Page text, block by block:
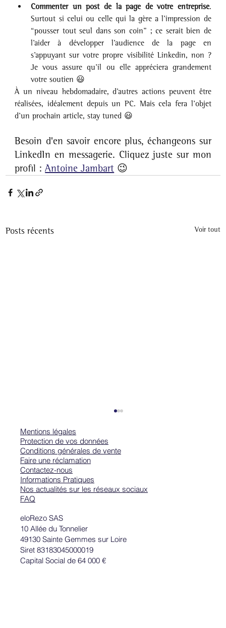
Commenter un post de la page de votre entreprise.
Surtout si celui ou celle qui la gère a l’impression de
“pousser tout seul dans son coin” ; ce serait bien de
l’aider à développer l’audience de la page en
s’appuyant sur votre propre visibilité Linkedin, non ?
Je vous assure qu’il ou elle appréciera grandement
votre soutien 😃
À un niveau hebdomadaire, d’autres actions peuvent être
réalisées, idéalement depuis un PC. Mais cela fera l’objet
d’un prochain article, stay tuned 😃
Besoin d'en savoir encore plus, échangeons sur
LinkedIn en messagerie. Cliquez juste sur mon
profil : Antoine Jambart 😉
Posts récents Voir tout
eloRezo SAS
10 Allée du Tonnelier
49130 Sainte Gemmes sur Loire
Siret 83183045000019
Capital Social de 64 000 €
Mentions légales
Protection de vos données
Conditions générales de vente
Faire une réclamation
Contactez-nous
Informations Pratiques
Nos actualités sur les réseaux sociaux
FAQ